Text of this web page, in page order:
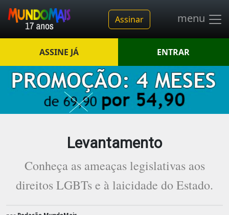
Assinar menu
ASSINE JÁ ENTRAR
Levantamento
Conheça as ameaças legislativas aos
direitos LGBTs e à laicidade do Estado.